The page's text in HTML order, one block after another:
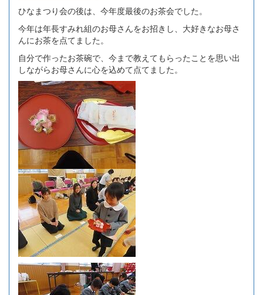
ひなまつり会の後は、今年度最後のお茶会でした。
今年は年長すみれ組のお母さんをお招きし、大好きなお母さ
んにお茶を点てました。
自分で作ったお茶碗で、今まで教えてもらったことを思い出
しながらお母さんに心を込めて点てました。